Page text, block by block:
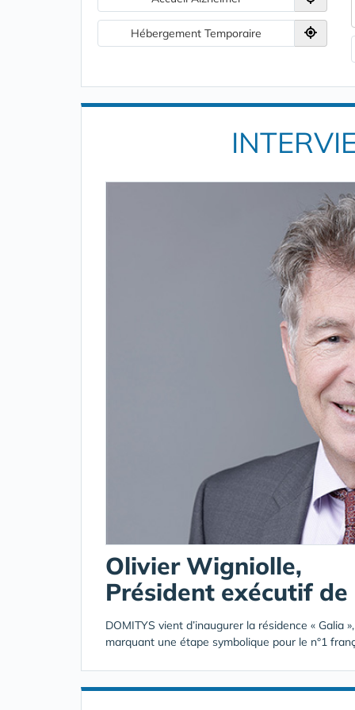
Hébergement Temporaire
Olivier Wigniolle,
Président exécutif de
DOMITYS vient d’inaugurer la résidence «
marquant une étape symbolique pour le n°1